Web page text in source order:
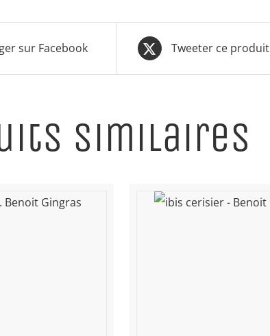
sur Facebook Tweeter ce produit
similaires